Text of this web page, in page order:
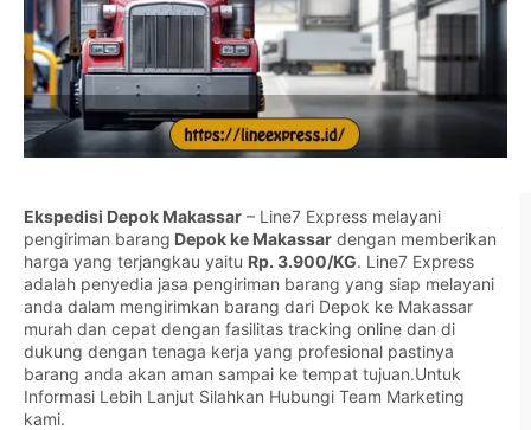
Ekspedisi Depok Makassar – Line7 Express melayani
pengiriman barang Depok ke Makassar dengan memberikan
harga yang terjangkau yaitu Rp. 3.900/KG. Line7 Express
adalah penyedia jasa pengiriman barang yang siap melayani
anda dalam mengirimkan barang dari Depok ke Makassar
murah dan cepat dengan fasilitas tracking online dan di
dukung dengan tenaga kerja yang profesional pastinya
barang anda akan aman sampai ke tempat tujuan.Untuk
Informasi Lebih Lanjut Silahkan Hubungi Team Marketing
kami.